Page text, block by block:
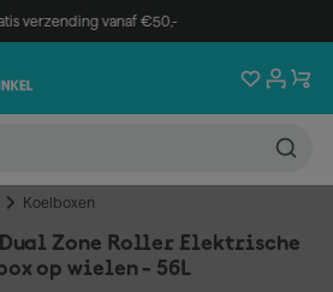
verzending vanaf €50,-
Koelboxen
Dual Zone Roller Elektrische
op wielen - 56L